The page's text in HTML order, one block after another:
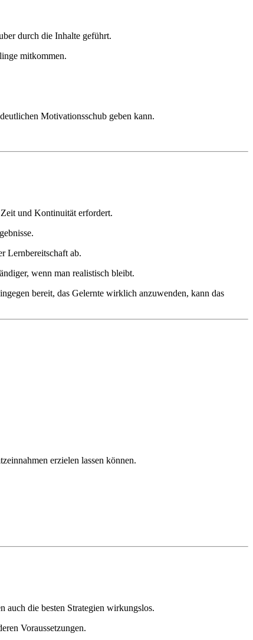
durch die Inhalte geführt.
mitkommen.
Motivationsschub geben kann.
und Kontinuität erfordert.
Lernbereitschaft ab.
wenn man realistisch bleibt.
bereit, das Gelernte wirklich anzuwenden, kann das
erzielen lassen können.
auch die besten Strategien wirkungslos.
Voraussetzungen.